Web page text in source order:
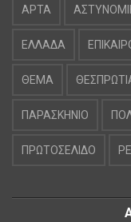
ΑΡΤΑ
ΕΛΛΑΔΑ
ΘΕΜΑ
ΠΑΡΑΣΚΗΝΙΟ
ΠΡΩΤΟΣΕΛΙΔΟ